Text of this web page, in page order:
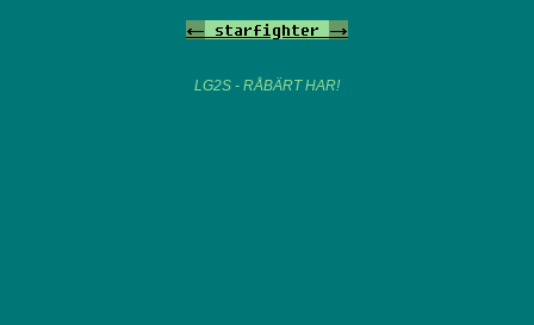
<- starfighter ->
LG2S - RÅBÄRT HAR!